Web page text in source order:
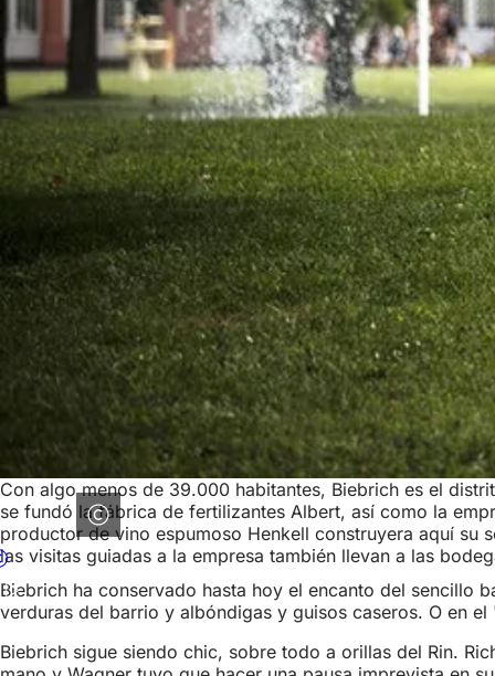
Con algo menos de 39.000 habitantes, Biebrich es el
se fundó la fábrica de fertilizantes Albert, así como la
productor de vino espumoso Henkell construyera aquí su
las visitas guiadas a la empresa también llevan a las
Biebrich ha conservado hasta hoy el encanto del sencillo
verduras del barrio y albóndigas y guisos caseros. O en
Biebrich sigue siendo chic, sobre todo a orillas del Rin.